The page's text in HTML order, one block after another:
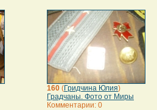
160 (Гридчина Юлия)
Градчаны. Фото от Миры
Комментарии: 0